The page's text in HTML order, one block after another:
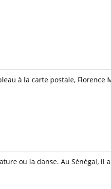
à la carte postale, Florence
ou la danse. Au Sénégal, il